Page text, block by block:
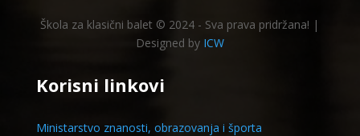
Škola za klasični balet © 2024 - Sva prava pridržana! |
Designed by ICW
Korisni linkovi
Ministarstvo znanosti, obrazovanja i športa